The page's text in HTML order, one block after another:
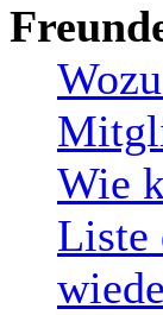
Wie
Liste